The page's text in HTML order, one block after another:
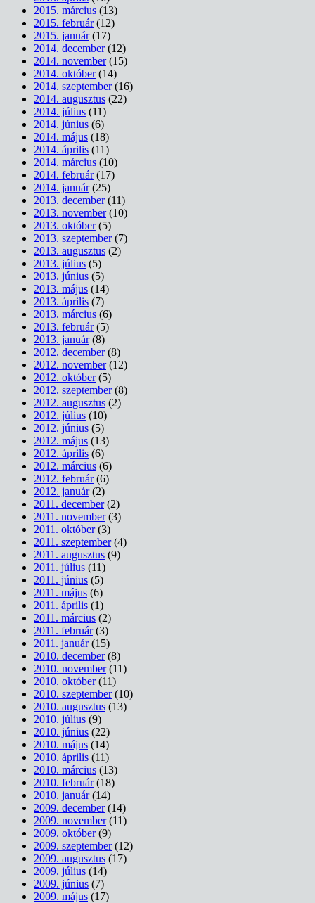
2015. március (13)
2015. február(12)
2015. január(17)
2014. december(12)
2014. november(15)
2014. október(14)
2014. szeptember(16)
2014. augusztus (22)
2014. július (11)
2014. június (6)
2014. május (18)
2014. április (11)
2014. március (10)
2014. február(17)
2014. január(25)
2013. december(11)
2013. november(10)
2013. október(5)
2013. szeptember(7)
2013. augusztus (2)
2013. július (5)
2013. június (5)
2013. május (14)
2013. április (7)
2013. március (6)
2013. február(5)
2013. január(8)
2012. december(8)
2012. november(12)
2012. október(5)
2012. szeptember(8)
2012. augusztus (2)
2012. július (10)
2012. június (5)
2012. május (13)
2012. április (6)
2012. március (6)
2012. február(6)
2012. január(2)
2011. december(2)
2011. november(3)
2011. október(3)
2011. szeptember(4)
2011. augusztus (9)
2011. július (11)
2011. június (5)
2011. május (6)
2011. április (1)
2011. március (2)
2011. február(3)
2011. január(15)
2010. december(8)
2010. november(11)
2010. október(11)
2010. szeptember(10)
2010. augusztus (13)
2010. július (9)
2010. június (22)
2010. május (14)
2010. április (11)
2010. március (13)
2010. február(18)
2010. január(14)
2009. december(14)
2009. november(11)
2009. október(9)
2009. szeptember(12)
2009. augusztus (17)
2009. július (14)
2009. június (7)
2009. május (17)